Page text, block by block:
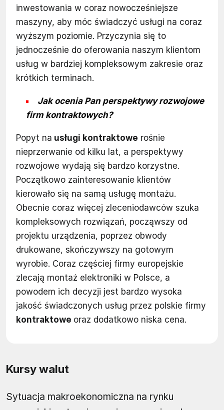
inwestowania w coraz nowocześniejsze
maszyny, aby móc świadczyć usługi na coraz
wyższym poziomie. Przyczynia się to
jednocześnie do oferowania naszym klientom
usług w bardziej kompleksowym zakresie oraz
krótkich terminach.
Jak ocenia Pan perspektywy rozwojowe
firm kontraktowych?
Popyt na usługi kontraktowe rośnie
nieprzerwanie od kilku lat, a perspektywy
rozwojowe wydają się bardzo korzystne.
Początkowo zainteresowanie klientów
kierowało się na samą usługę montażu.
Obecnie coraz więcej zleceniodawców szuka
kompleksowych rozwiązań, począwszy od
projektu urządzenia, poprzez obwody
drukowane, skończywszy na gotowym
wyrobie. Coraz częściej firmy europejskie
zlecają montaż elektroniki w Polsce, a
powodem ich decyzji jest bardzo wysoka
jakość świadczonych usług przez polskie firmy
kontraktowe oraz dodatkowo niska cena.
Kursy walut
Sytuacja makroekonomiczna na rynku